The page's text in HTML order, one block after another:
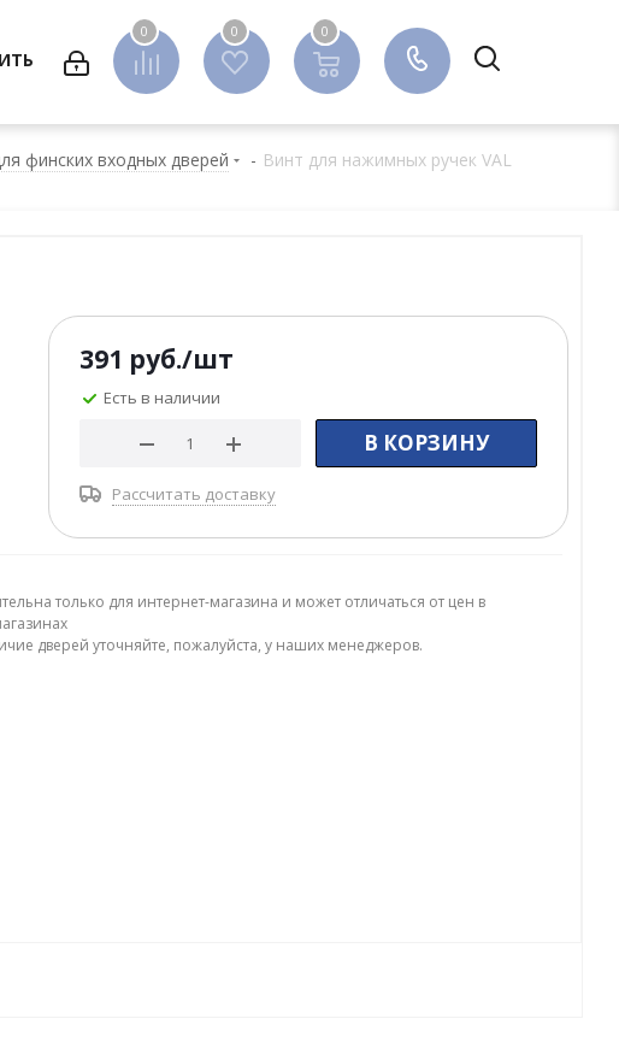
0 0 0
0
финских входных дверей - Винт для нажимных ручек VAL
391 руб./шт
Есть в наличии
В КОРЗИНУ
Рассчитать доставку
только для интернет-магазина и может отличаться от цен в
дверей уточняйте, пожалуйста, у наших менеджеров.